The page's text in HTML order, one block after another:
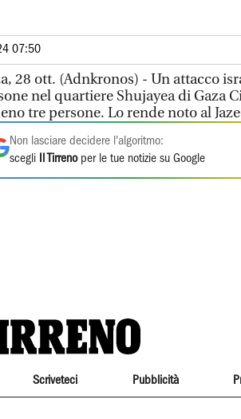
07:50
28 ott. (Adnkronos) - Un attacco
nel quartiere Shujayea di Gaza
tre persone. Lo rende noto al
Non lasciare decidere l'algoritmo:
scegli
Il Tirrenoper le tue notizie su Google
Scriveteci Pubblicità